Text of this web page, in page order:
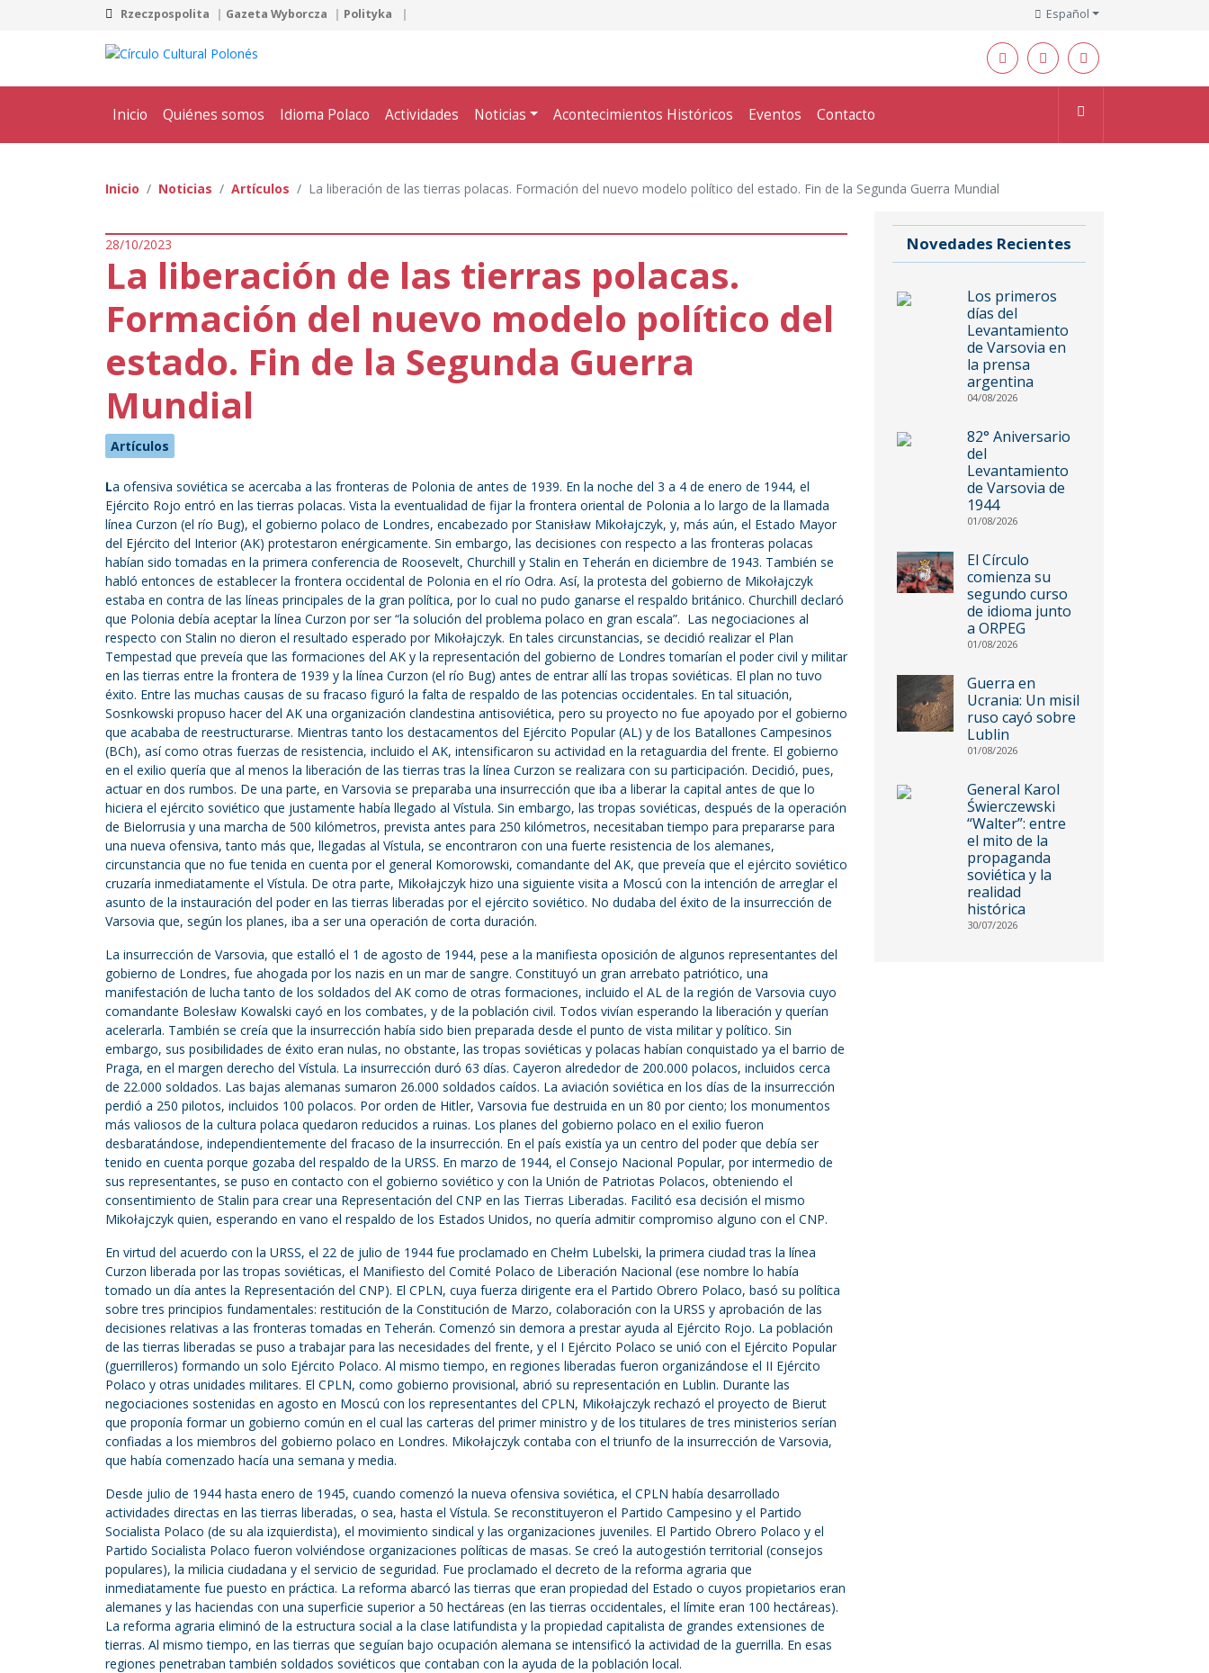
Rzeczpospolita Gazeta Wyborcza Polityka Español
Inicio Quiénes somos Idioma Polaco Actividades Noticias Acontecimientos Históricos Eventos Contacto
Inicio Noticias Artículos La liberación de las tierras polacas. Formación del nuevo modelo político del estado. Fin de la Segunda Guerra Mundial
28/10/2023
La liberación de las tierras polacas.
Formación del nuevo modelo político del
estado. Fin de la Segunda Guerra
Mundial
Artículos
La ofensiva soviética se acercaba a las fronteras de Polonia de antes de 1939. En la noche del 3 a 4 de enero de 1944, el
Ejército Rojo entró en las tierras polacas. Vista la eventualidad de fijar la frontera oriental de Polonia a lo largo de la llamada
línea Curzon (el río Bug), el gobierno polaco de Londres, encabezado por Stanisław Mikołajczyk, y, más aún, el Estado Mayor
del Ejército del Interior (AK) protestaron enérgicamente. Sin embargo, las decisiones con respecto a las fronteras polacas
habían sido tomadas en la primera conferencia de Roosevelt, Churchill y Stalin en Teherán en diciembre de 1943. También se
habló entonces de establecer la frontera occidental de Polonia en el río Odra. Así, la protesta del gobierno de Mikołajczyk
estaba en contra de las líneas principales de la gran política, por lo cual no pudo ganarse el respaldo británico. Churchill declaró
que Polonia debía aceptar la línea Curzon por ser “la solución del problema polaco en gran escala”. Las negociaciones al
respecto con Stalin no dieron el resultado esperado por Mikołajczyk. En tales circunstancias, se decidió realizar el Plan
Tempestad que preveía que las formaciones del AK y la representación del gobierno de Londres tomarían el poder civil y militar
en las tierras entre la frontera de 1939 y la línea Curzon (el río Bug) antes de entrar allí las tropas soviéticas. El plan no tuvo
éxito. Entre las muchas causas de su fracaso figuró la falta de respaldo de las potencias occidentales. En tal situación,
Sosnkowski propuso hacer del AK una organización clandestina antisoviética, pero su proyecto no fue apoyado por el gobierno
que acababa de reestructurarse. Mientras tanto los destacamentos del Ejército Popular (AL) y de los Batallones Campesinos
(BCh), así como otras fuerzas de resistencia, incluido el AK, intensificaron su actividad en la retaguardia del frente. El gobierno
en el exilio quería que al menos la liberación de las tierras tras la línea Curzon se realizara con su participación. Decidió, pues,
actuar en dos rumbos. De una parte, en Varsovia se preparaba una insurrección que iba a liberar la capital antes de que lo
hiciera el ejército soviético que justamente había llegado al Vístula. Sin embargo, las tropas soviéticas, después de la operación
de Bielorrusia y una marcha de 500 kilómetros, prevista antes para 250 kilómetros, necesitaban tiempo para prepararse para
una nueva ofensiva, tanto más que, llegadas al Vístula, se encontraron con una fuerte resistencia de los alemanes,
circunstancia que no fue tenida en cuenta por el general Komorowski, comandante del AK, que preveía que el ejército soviético
cruzaría inmediatamente el Vístula. De otra parte, Mikołajczyk hizo una siguiente visita a Moscú con la intención de arreglar el
asunto de la instauración del poder en las tierras liberadas por el ejército soviético. No dudaba del éxito de la insurrección de
Varsovia que, según los planes, iba a ser una operación de corta duración.
La insurrección de Varsovia, que estalló el 1 de agosto de 1944, pese a la manifiesta oposición de algunos representantes del
gobierno de Londres, fue ahogada por los nazis en un mar de sangre. Constituyó un gran arrebato patriótico, una
manifestación de lucha tanto de los soldados del AK como de otras formaciones, incluido el AL de la región de Varsovia cuyo
comandante Bolesław Kowalski cayó en los combates, y de la población civil. Todos vivían esperando la liberación y querían
acelerarla. También se creía que la insurrección había sido bien preparada desde el punto de vista militar y político. Sin
embargo, sus posibilidades de éxito eran nulas, no obstante, las tropas soviéticas y polacas habían conquistado ya el barrio de
Praga, en el margen derecho del Vístula. La insurrección duró 63 días. Cayeron alrededor de 200.000 polacos, incluidos cerca
de 22.000 soldados. Las bajas alemanas sumaron 26.000 soldados caídos. La aviación soviética en los días de la insurrección
perdió a 250 pilotos, incluidos 100 polacos. Por orden de Hitler, Varsovia fue destruida en un 80 por ciento; los monumentos
más valiosos de la cultura polaca quedaron reducidos a ruinas. Los planes del gobierno polaco en el exilio fueron
desbaratándose, independientemente del fracaso de la insurrección. En el país existía ya un centro del poder que debía ser
tenido en cuenta porque gozaba del respaldo de la URSS. En marzo de 1944, el Consejo Nacional Popular, por intermedio de
sus representantes, se puso en contacto con el gobierno soviético y con la Unión de Patriotas Polacos, obteniendo el
consentimiento de Stalin para crear una Representación del CNP en las Tierras Liberadas. Facilitó esa decisión el mismo
Mikołajczyk quien, esperando en vano el respaldo de los Estados Unidos, no quería admitir compromiso alguno con el CNP.
En virtud del acuerdo con la URSS, el 22 de julio de 1944 fue proclamado en Chełm Lubelski, la primera ciudad tras la línea
Curzon liberada por las tropas soviéticas, el Manifiesto del Comité Polaco de Liberación Nacional (ese nombre lo había
tomado un día antes la Representación del CNP). El CPLN, cuya fuerza dirigente era el Partido Obrero Polaco, basó su política
sobre tres principios fundamentales: restitución de la Constitución de Marzo, colaboración con la URSS y aprobación de las
decisiones relativas a las fronteras tomadas en Teherán. Comenzó sin demora a prestar ayuda al Ejército Rojo. La población
de las tierras liberadas se puso a trabajar para las necesidades del frente, y el I Ejército Polaco se unió con el Ejército Popular
(guerrilleros) formando un solo Ejército Polaco. Al mismo tiempo, en regiones liberadas fueron organizándose el II Ejército
Polaco y otras unidades militares. El CPLN, como gobierno provisional, abrió su representación en Lublin. Durante las
negociaciones sostenidas en agosto en Moscú con los representantes del CPLN, Mikołajczyk rechazó el proyecto de Bierut
que proponía formar un gobierno común en el cual las carteras del primer ministro y de los titulares de tres ministerios serían
confiadas a los miembros del gobierno polaco en Londres. Mikołajczyk contaba con el triunfo de la insurrección de Varsovia,
que había comenzado hacía una semana y media.
Desde julio de 1944 hasta enero de 1945, cuando comenzó la nueva ofensiva soviética, el CPLN había desarrollado
actividades directas en las tierras liberadas, o sea, hasta el Vístula. Se reconstituyeron el Partido Campesino y el Partido
Socialista Polaco (de su ala izquierdista), el movimiento sindical y las organizaciones juveniles. El Partido Obrero Polaco y el
Partido Socialista Polaco fueron volviéndose organizaciones políticas de masas. Se creó la autogestión territorial (consejos
populares), la milicia ciudadana y el servicio de seguridad. Fue proclamado el decreto de la reforma agraria que
inmediatamente fue puesto en práctica. La reforma abarcó las tierras que eran propiedad del Estado o cuyos propietarios eran
alemanes y las haciendas con una superficie superior a 50 hectáreas (en las tierras occidentales, el límite eran 100 hectáreas).
La reforma agraria eliminó de la estructura social a la clase latifundista y la propiedad capitalista de grandes extensiones de
tierras. Al mismo tiempo, en las tierras que seguían bajo ocupación alemana se intensificó la actividad de la guerrilla. En esas
regiones penetraban también soldados soviéticos que contaban con la ayuda de la población local.
Novedades Recientes
Los primeros
días del
Levantamiento
de Varsovia en
la prensa
argentina
04/08/2026
82° Aniversario
del
Levantamiento
de Varsovia de
1944
01/08/2026
El Círculo
comienza su
segundo curso
de idioma junto
a ORPEG
01/08/2026
Guerra en
Ucrania: Un misil
ruso cayó sobre
Lublin
01/08/2026
General Karol
Świerczewski
“Walter”: entre
el mito de la
propaganda
soviética y la
realidad
histórica
30/07/2026